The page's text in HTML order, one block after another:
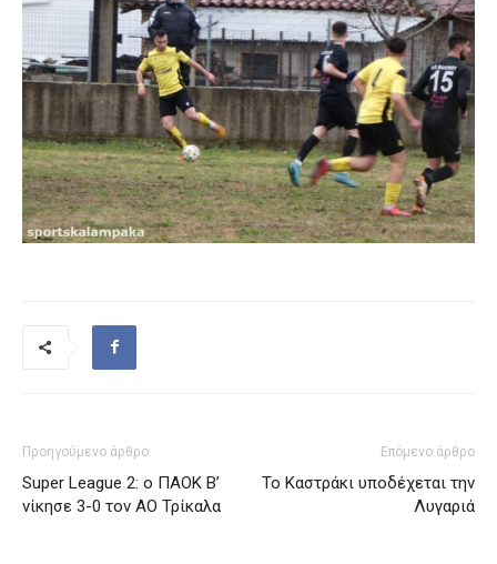
Προηγούμενο άρθρο
Super League 2: ο ΠΑΟΚ Β’
νίκησε 3-0 τον ΑΟ Τρίκαλα
Επόμενο άρθρο
Το Καστράκι υποδέχεται την
Λυγαριά